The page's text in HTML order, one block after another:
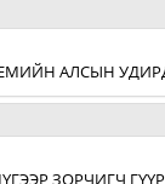
АЛСЫН
ЗОРЧИГЧ